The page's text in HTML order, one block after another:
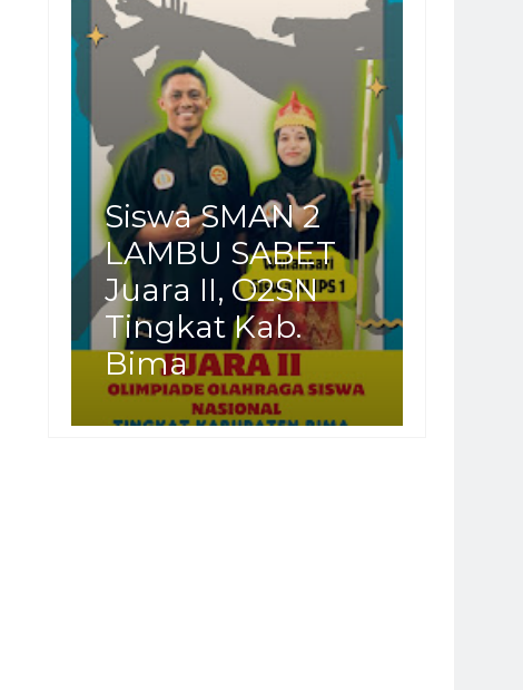
Siswa SMAN 2
LAMBU SABET
Juara II, O2SN
Tingkat Kab.
Bima